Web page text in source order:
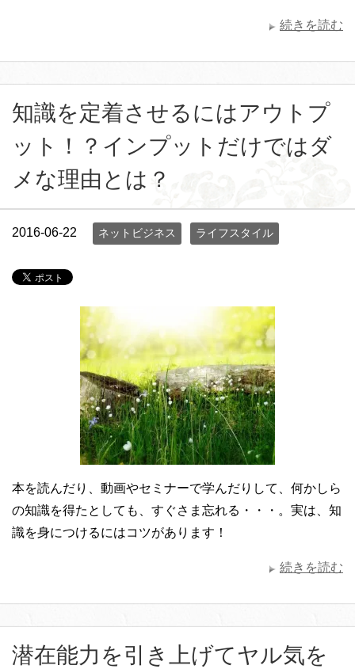
続きを読む
知識を定着させるにはアウトプ
ット！？インプットだけではダ
メな理由とは？
2016-06-22 ネットビジネス ライフスタイル
本を読んだり、動画やセミナーで学んだりして、何かしら
の知識を得たとしても、すぐさま忘れる・・・。実は、知
識を身につけるにはコツがあります！
続きを読む
潜在能力を引き上げてヤル気を